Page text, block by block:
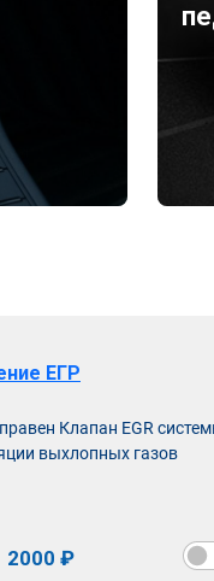
ЕГР
Клапан EGR
выхлопных газов
2000 ₽